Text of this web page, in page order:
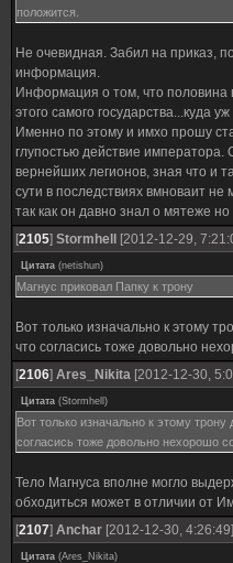
положится.
Не очевидная. Забил на приказ,
информация.
Информация о том, что половина
этого самого государства...куда
Именно по этому и имхо прошу
глупостью действие императора.
вернейших легионов, зная что и
сути в последствиях вмноваит не
так как он давно знал о мятеже
[2105] Stormhell [2012-12-29,
Цитата (netishun)
Магнус приковал Папку к трону
Вот только изначально к этому
что согласись тоже довольно
[2106] Ares_Nikita [2012-12-30,
Цитата (Stormhell )
Вот только изначально к этому
согласись тоже довольно нехорошо
Тело Магнуса вполне могло
обходиться может в отличии от
[2107] Anchar [2012-12-30, 4:26:49]
Цитата (Ares_Nikita)